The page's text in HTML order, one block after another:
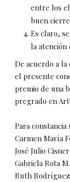
entre los
buen
Es claro,
la atención
De acuerdo a la
el presente
premio de una
pregrado en
Para
Carmen María
José Julio
Gabriela Rota
Ruth